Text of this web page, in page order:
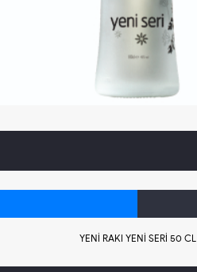
YENİ RAKI YENİ SERİ 50 CL